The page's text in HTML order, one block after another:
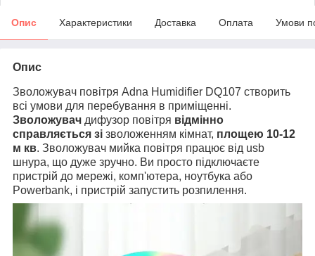
Опис Характеристики Доставка Оплата Умови
Опис
Зволожувач повітря Adna Humidifier DQ107 створить
всі умови для перебування в приміщенні.
Зволожувач дифузор повітря відмінно
справляється зі зволоженням кімнат, площею 10-12
м кв. Зволожувач мийка повітря працює від usb
шнура, що дуже зручно. Ви просто підключаєте
пристрій до мережі, комп'ютера, ноутбука або
Powerbank, і пристрій запустить розпилення.